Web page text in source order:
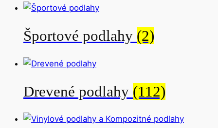
Športové podlahy (2)
Drevené podlahy (112)